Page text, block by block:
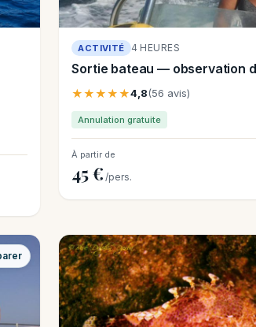
ACTIVITÉ 4 HEURES
Sortie bateau — observation
★★★★★4,8(56 avis)
Annulation gratuite
À partir de
45 € /pers.